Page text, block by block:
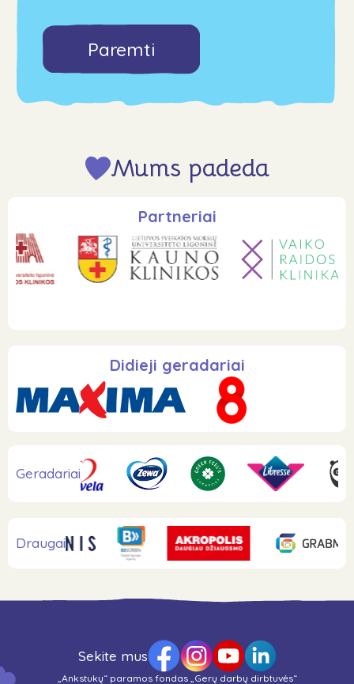
Paremti
Mums padeda
Partneriai
Didieji geradariai
Geradariai
Draugai
Sekite mus
„Ankstukų“ paramos fondas „Gerų darbų dirbtuvės“